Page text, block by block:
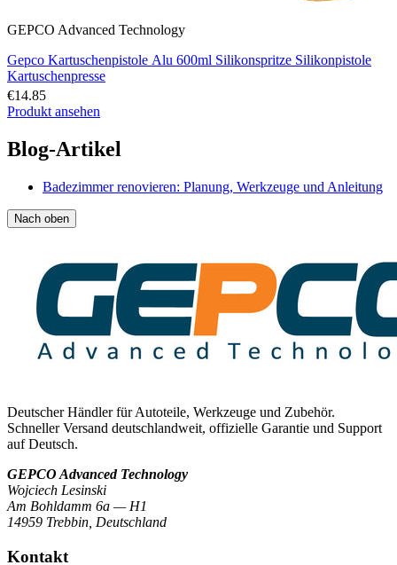
GEPCO Advanced Technology
Gepco Kartuschenpistole Alu 600ml Silikonspritze Silikonpistole
Kartuschenpresse
€14.85
Produkt ansehen
Blog-Artikel
Badezimmer renovieren: Planung, Werkzeuge und Anleitung
Nach oben
Deutscher Händler für Autoteile, Werkzeuge und Zubehör.
Schneller Versand deutschlandweit, offizielle Garantie und Support
auf Deutsch.
GEPCO Advanced Technology
Wojciech Lesinski
Am Bohldamm 6a — H1
14959 Trebbin Deutschland
Kontakt